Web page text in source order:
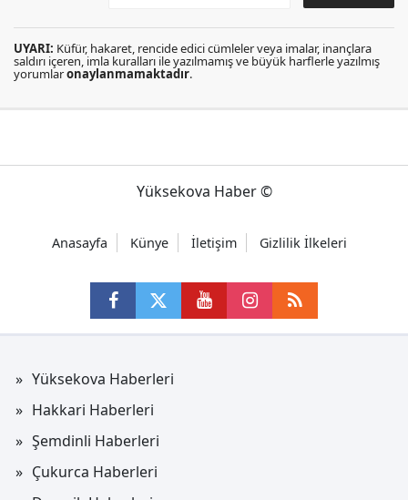
UYARI: Küfür, hakaret, rencide edici cümleler veya imalar, inançlara
saldırı içeren, imla kuralları ile yazılmamış ve büyük harflerle yazılmış
yorumlaronaylanmamaktadır.
Yüksekova Haber ©
Anasayfa Künye İletişim Gizlilik İlkeleri
Yüksekova Haberleri
Hakkari Haberleri
Şemdinli Haberleri
Çukurca Haberleri